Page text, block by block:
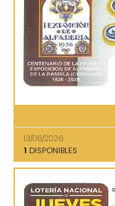
13/08/2026
1 DISPONIBLES